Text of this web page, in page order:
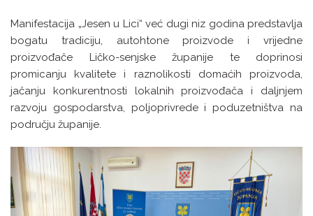
Manifestacija „Jesen u Lici“ već dugi niz godina predstavlja
bogatu tradiciju, autohtone proizvode i vrijedne
proizvođače Ličko-senjske županije te doprinosi
promicanju kvalitete i raznolikosti domaćih proizvoda,
jačanju konkurentnosti lokalnih proizvođača i daljnjem
razvoju gospodarstva, poljoprivrede i poduzetništva na
području županije.